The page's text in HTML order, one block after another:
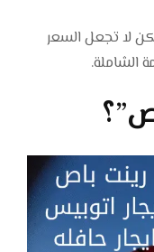
لا تجعل السعر
الشاملة.